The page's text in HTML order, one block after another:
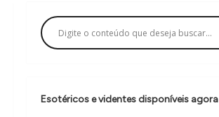
Esotéricos e videntes disponíveis agora